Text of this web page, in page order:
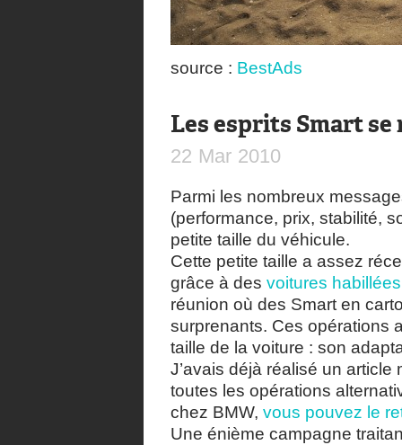
source : BestAds
Les esprits Smart
22 Mar 2010
Parmi les nombreux
(performance, prix, stabilité,
petite taille du véhicule.
Cette petite taille a assez
grâce à des voitures
réunion où des Smart en
surprenants. Ces opérations
taille de la voiture : son
J’avais déjà réalisé un
toutes les opérations
chez BMW, vous pouvez le
Une énième campagne